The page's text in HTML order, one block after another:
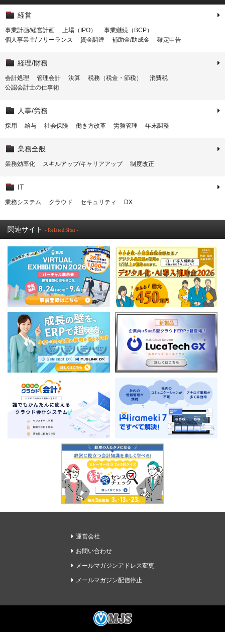
経営
事業計画/経営計画 上場（IPO）
事業継続（BCP）
個人事業主/フリーランス
資金調達 補助金/助成金 確定申告
経理/財務
会計処理 管理会計 決算 税務（税金・節税）
消費税
公認会計士の仕事術
人事/労務
採用 給与 社会保険 働き方改革 労務管理 年末調整
業務全般
業務効率化 スキルアップ/キャリアアップ 制度改正
IT
業務システム クラウド セキュリティ DX
関連サイト - Related Sites -
運営会社
お問い合わせ
メールマガジンアドレス変更
メールマガジン配信停止